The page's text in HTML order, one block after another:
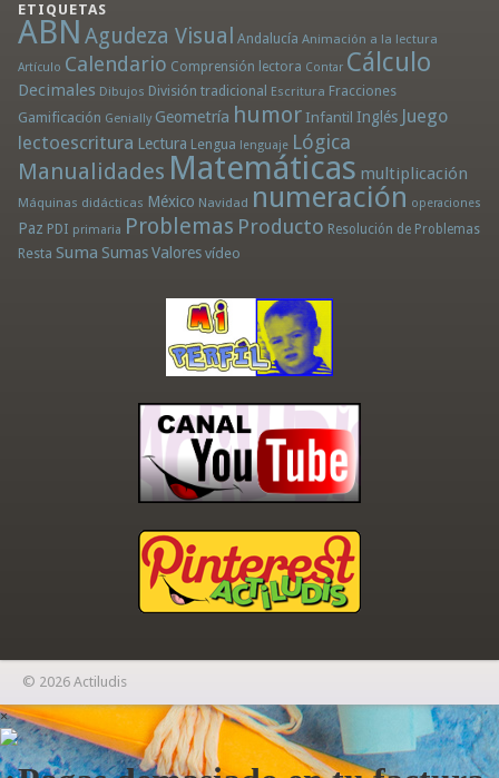
ETIQUETAS
ABN Agudeza Visual Andalucía Animación a la lectura
Artículo Calendario Comprensión lectora Contar Cálculo
Decimales Dibujos División tradicional Escritura Fracciones
Gamificación Genially Geometría humor Infantil Inglés Juego
lectoescritura Lectura Lengua lenguaje Lógica
Manualidades Matemáticas multiplicación
Máquinas didácticas México Navidad numeración operaciones
Paz PDI primaria Problemas Producto Resolución de Problemas
Resta Suma Sumas Valores vídeo
© 2026 Actiludis
×